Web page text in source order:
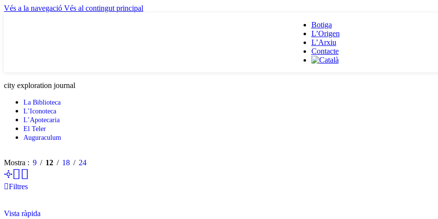
Vés a la navegació Vés al contingut principal
Botiga
L’Origen
L’Arxiu
Contacte
city exploration journal
La Biblioteca
L’Iconoteca
L’Apotecaria
El Teler
Auguraculum
Mostra 9 12 18 24
Filtres
Vista ràpida